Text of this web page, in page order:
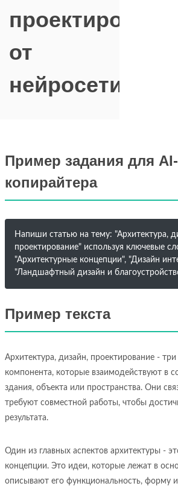
от
нейросети
Пример задания для AI-
копирайтера
Напиши статью на тему: "Архитектура,
проектирование" используя ключевые
"Архитектурные концепции", "Дизайн
"Ландшафтный дизайн и
Пример текста
Архитектура, дизайн, проектирование -
компонента, которые взаимодействуют в
здания, объекта или пространства. Они
требуют совместной работы, чтобы
результата.
Один из главных аспектов архитектуры -
концепции. Это идеи, которые лежат в
описывают его функциональность, форму